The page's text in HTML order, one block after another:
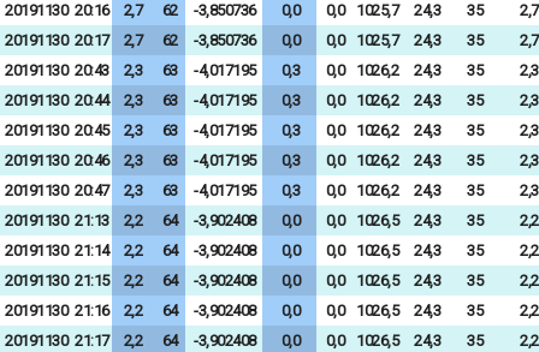
20191130 20:16 2,7 62 -3,850736 0,0 0,0 1025,7 24,3 35
2,7
20191130 20:17 2,7 62 -3,850736 0,0 0,0 1025,7 24,3 35
2,7
20191130 20:43 2,3 63 -4,017195 0,3 0,0 1026,2 24,3 35
2,3
20191130 20:44 2,3 63 -4,017195 0,3 0,0 1026,2 24,3 35
2,3
20191130 20:45 2,3 63 -4,017195 0,3 0,0 1026,2 24,3 35
2,3
20191130 20:46 2,3 63 -4,017195 0,3 0,0 1026,2 24,3 35
2,3
20191130 20:47 2,3 63 -4,017195 0,3 0,0 1026,2 24,3 35
2,3
20191130 21:13 2,2 64 -3,902408 0,0 0,0 1026,5 24,3 35
2,2
20191130 21:14 2,2 64 -3,902408 0,0 0,0 1026,5 24,3 35
2,2
20191130 21:15 2,2 64 -3,902408 0,0 0,0 1026,5 24,3 35
2,2
20191130 21:16 2,2 64 -3,902408 0,0 0,0 1026,5 24,3 35
2,2
20191130 21:17 2,2 64 -3,902408 0,0 0,0 1026,5 24,3 35
2,2